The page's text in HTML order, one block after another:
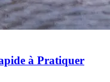
à Pratiquer